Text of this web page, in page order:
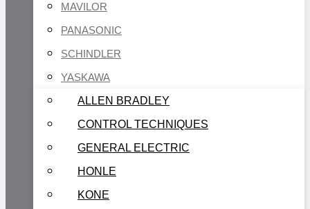
MAVILOR
PANASONIC
SCHINDLER
YASKAWA
ALLEN BRADLEY
CONTROL TECHNIQUES
GENERAL ELECTRIC
HONLE
KONE